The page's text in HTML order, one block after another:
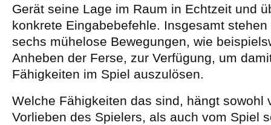
Gerät seine Lage im Raum in Echtzeit und
konkrete Eingabebefehle. Insgesamt
sechs mühelose Bewegungen, wie
Anheben der Ferse, zur Verfügung, um
Fähigkeiten im Spiel auszulösen.
Welche Fähigkeiten das sind, hängt sowohl
Vorlieben des Spielers, als auch vom Spiel